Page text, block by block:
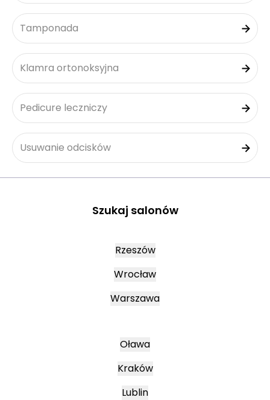
Tamponada
Klamra ortonoksyjna
Pedicure leczniczy
Usuwanie odcisków
Szukaj salonów
Rzeszów
Wrocław
Warszawa
Oława
Kraków
Lublin